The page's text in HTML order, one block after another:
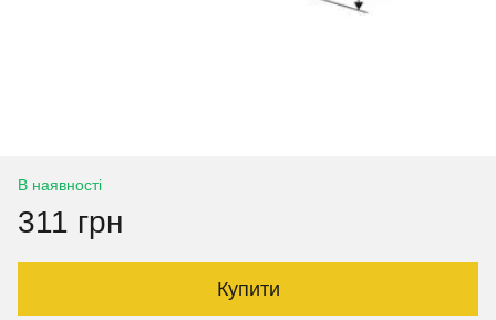
В наявності
311 грн
Купити